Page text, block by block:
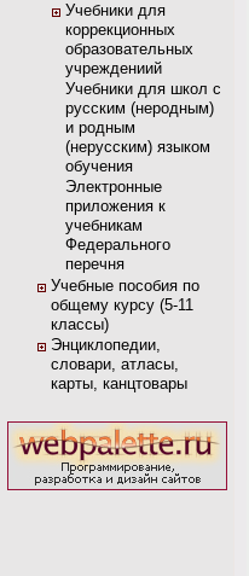
Учебники для
коррекционных
образовательных
учреждениий
Учебники для школ с
русским (неродным)
и родным
(нерусским) языком
обучения
Электронные
приложения к
учебникам
Федерального
перечня
Учебные пособия по
общему курсу (5-11
классы)
Энциклопедии,
словари, атласы,
карты, канцтовары